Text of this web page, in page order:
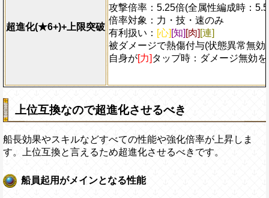
超進化(★6+)+上限突破
攻撃倍率：5.25倍(全属性編成時：
倍率対象：力・技・速のみ
有利扱い： [心] [知] [肉] [連]
被ダメージで熱傷付与(状態異常無効
自身が[力] タップ時：ダメージ無効
上位互換なので超進化させるべき
船長効果やスキルなどすべての性能や強化倍率が上昇しま
す。上位互換と言えるため超進化させるべきです。
船員起用がメインとなる性能